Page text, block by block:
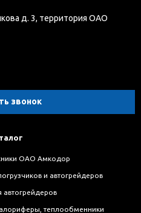
д. 3, территория ОАО
звонок
ОАО Амкодор
и автогрейдеров
автогрейдеров
теплообменники